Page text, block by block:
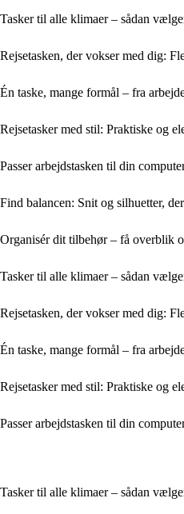
Tasker til alle klimaer – sådan
Rejsetasken, der vokser med dig:
Én taske, mange formål – fra
Rejsetasker med stil: Praktiske og
Passer arbejdstasken til din
Find balancen: Snit og silhuetter,
Organisér dit tilbehør – få overblik
Tasker til alle klimaer – sådan
Rejsetasken, der vokser med dig:
Én taske, mange formål – fra
Rejsetasker med stil: Praktiske og
Passer arbejdstasken til din
Tasker til alle klimaer – sådan